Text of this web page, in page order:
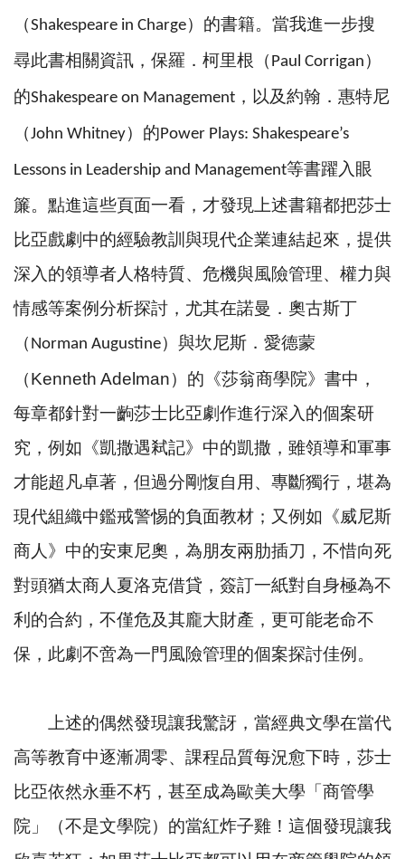
（Shakespeare in Charge）的書籍。當我進一步搜
尋此書相關資訊，保羅．柯里根（ Paul Corrigan ）
的Shakespeare on Management ，以及約翰．惠特尼
（John Whitney）的Power Plays: Shakespeare’s
Lessons in Leadership and Management等書躍入眼
簾。點進這些頁面一看，才發現上述書籍都把莎士
比亞戲劇中的經驗教訓與現代企業連結起來，提供
深入的領導者人格特質、危機與風險管理、權力與
情感等案例分析探討，尤其在諾曼．奧古斯丁
（ Norman Augustine） 與坎尼斯．愛德蒙
（Kenneth Adelman）的《莎翁商學院》書中，
每章都針對一齣莎士比亞劇作進行深入的個案研
究，例如《凱撒遇弒記》中的凱撒，雖領導和軍事
才能超凡卓著，但過分剛愎自用、專斷獨行，堪為
現代組織中鑑戒警惕的負面教材；又例如《威尼斯
商人》中的安東尼奧，為朋友兩肋插刀，不惜向死
對頭猶太商人夏洛克借貸，簽訂一紙對自身極為不
利的合約，不僅危及其龐大財產，更可能老命不
保，此劇不啻為一門風險管理的個案探討佳例。
上述的偶然發現讓我驚訝，當經典文學在當代
高等教育中逐漸凋零、課程品質每況愈下時，莎士
比亞依然永垂不朽，甚至成為歐美大學「商管學
院」（不是文學院）的當紅炸子雞！這個發現讓我